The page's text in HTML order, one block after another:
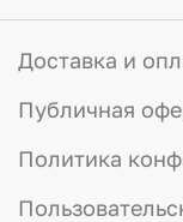
Мы не
добавки, чтобы
натуральный
Доставка и
Публичная
Политика